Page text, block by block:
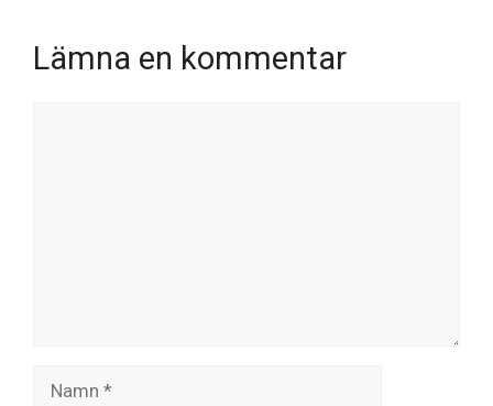
Lämna en kommentar